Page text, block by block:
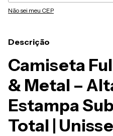
Não sei meu CEP
Descrição
Camiseta
& Metal –
Estampa
Total |